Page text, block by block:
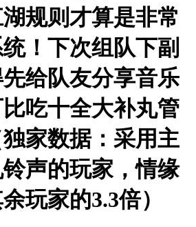
规则才算是非常
！下次组队下副
给队友分享音乐
吃十全大补丸管
家数据：采用主
声的玩家，情缘
玩家的3.3倍）